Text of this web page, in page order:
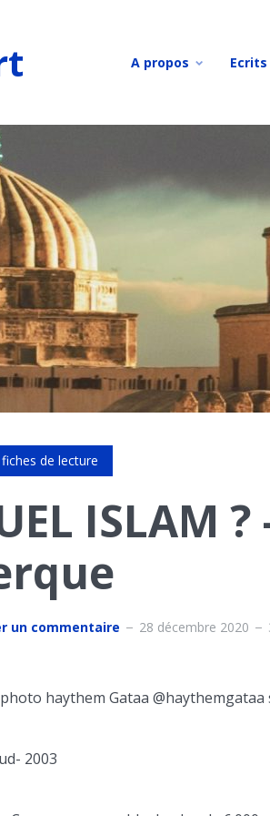
A propos
de lecture
ISLAM
un commentaire 28 décembre 2020
haythem Gataa @haythemgataa
2003